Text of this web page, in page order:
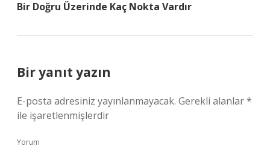
Bir Doğru Üzerinde Kaç Nokta Vardır
Bir yanıt yazın
E-posta adresiniz yayınlanmayacak. Gerekli alanlar*
ile işaretlenmişlerdir
Yorum